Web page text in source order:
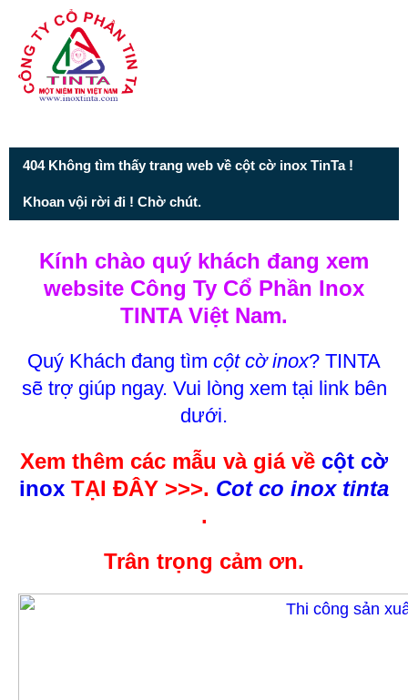
Từ mục này trở xuống là mã nguồn Zalo
404 Không tìm thấy trang web về cột cờ inox TinTa !
Khoan vội rời đi ! Chờ chút.
Kính chào quý khách đang xem
website Công Ty Cổ Phần Inox
TINTA Việt Nam.
Quý Khách đang tìm cột cờ inox? TINTA
sẽ trợ giúp ngay. Vui lòng xem tại link bên
dưới.
Xem thêm các mẫu và giá về cột cờ
inox TẠI ĐÂY >>>. Cot co inox tinta
.
Trân trọng cảm ơn.